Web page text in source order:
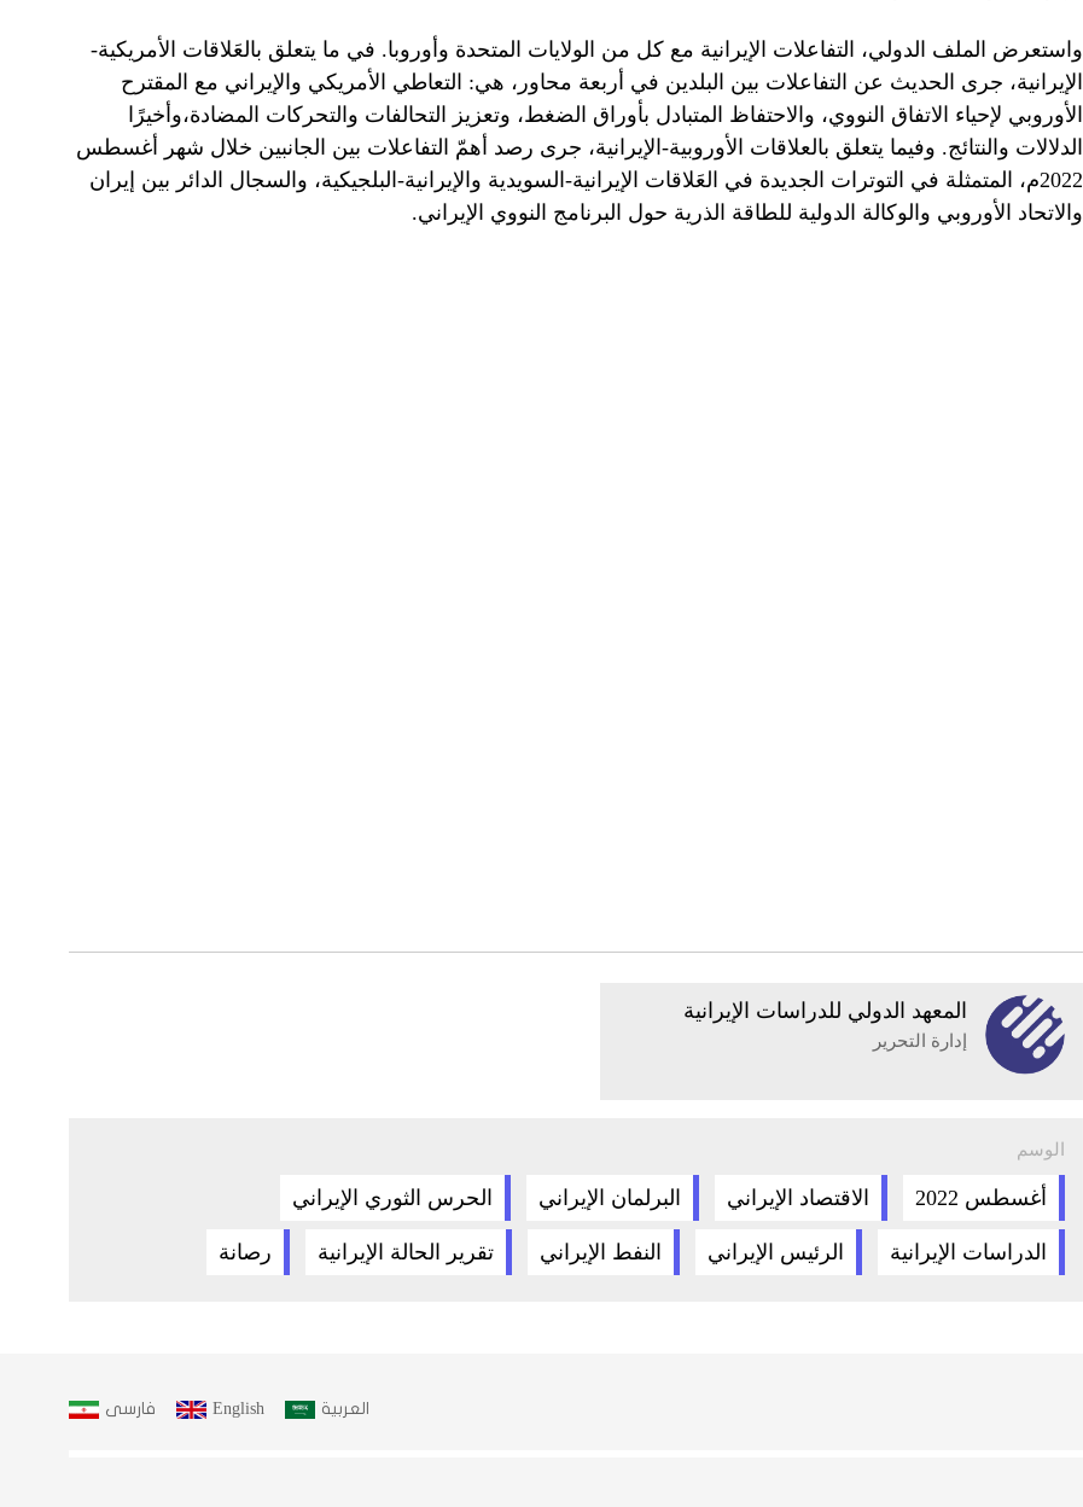
واستعرض الملف الدولي، التفاعلات الإيرانية مع كل من الولايات المتحدة وأوروبا. في ما يتعلق بالعَلاقات الأمريكية-
الإيرانية، جرى الحديث عن التفاعلات بين البلدين في أربعة محاور، هي: التعاطي الأمريكي والإيراني مع المقترح
الأوروبي لإحياء الاتفاق النووي، والاحتفاظ المتبادل بأوراق الضغط، وتعزيز التحالفات والتحركات المضادة،وأخيرًا
الدلالات والنتائج. وفيما يتعلق بالعلاقات الأوروبية-الإيرانية، جرى رصد أهمّ التفاعلات بين الجانبين خلال شهر أغسطس
2022م، المتمثلة في التوترات الجديدة في العَلاقات الإيرانية-السويدية والإيرانية-البلجيكية، والسجال الدائر بين إيران
والاتحاد الأوروبي والوكالة الدولية للطاقة الذرية حول البرنامج النووي الإيراني.
المعهد الدولي للدراسات الإيرانية
إدارة التحرير
الوسم
أغسطس 2022 الاقتصاد الإيراني البرلمان الإيراني الحرس الثوري الإيراني
الدراسات الإيرانية الرئيس الإيراني النفط الإيراني تقرير الحالة الإيرانية رصانة
العربية English فارسى